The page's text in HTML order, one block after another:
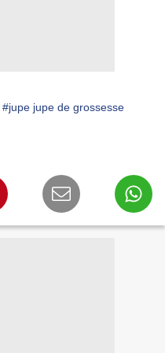
#jupe jupe de grossesse